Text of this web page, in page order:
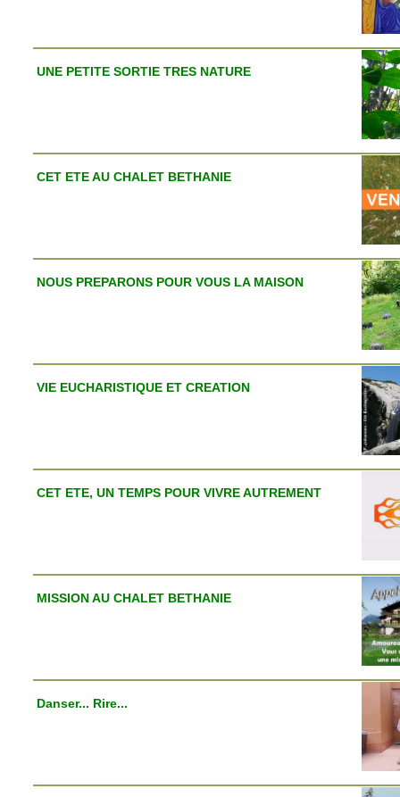
UNE PETITE SORTIE TRES NATURE
CET ETE AU CHALET BETHANIE
NOUS PREPARONS POUR VOUS LA MAISON
VIE EUCHARISTIQUE ET CREATION
CET ETE, UN TEMPS POUR VIVRE AUTREMENT
MISSION AU CHALET BETHANIE
Danser... Rire...